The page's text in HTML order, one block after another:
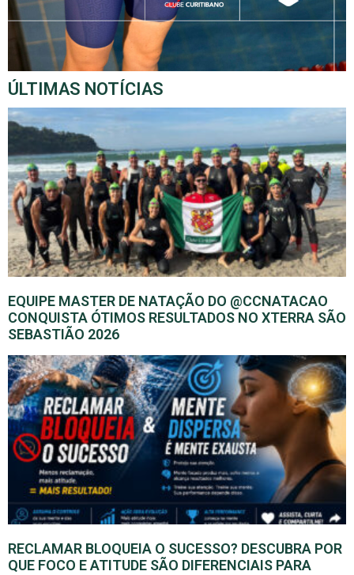
ÚLTIMAS NOTÍCIAS
EQUIPE MASTER DE NATAÇÃO DO @CCNATACAO
CONQUISTA ÓTIMOS RESULTADOS NO XTERRA SÃO
SEBASTIÃO 2026
RECLAMAR BLOQUEIA O SUCESSO? DESCUBRA POR
QUE FOCO E ATITUDE SÃO DIFERENCIAIS PARA